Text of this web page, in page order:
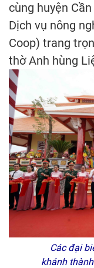
cùng huyện
Dịch vụ nông
Coop) trang
thờ Anh hùng
Các đại
khánh